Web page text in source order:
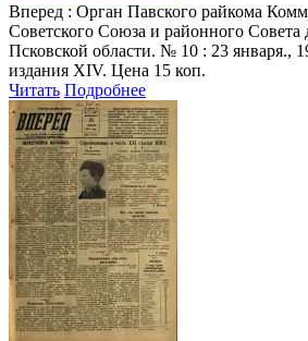
Вперед : Орган Павского райкома
Советского Союза и районного Совета
Псковской области. № 10 : 23 января.,
издания XIV. Цена 15 коп.
Читать Подробнее